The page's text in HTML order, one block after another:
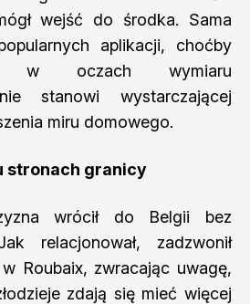
wejść do środka. Sama
aplikacji, choćby
w oczach wymiaru
stanowi wystarczającej
miru domowego.
stronach granicy
wrócił do Belgii bez
relacjonował, zadzwonił
Roubaix, zwracając uwagę,
zdają się mieć więcej